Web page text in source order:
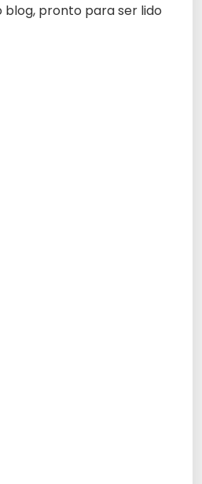
pronto para ser lido